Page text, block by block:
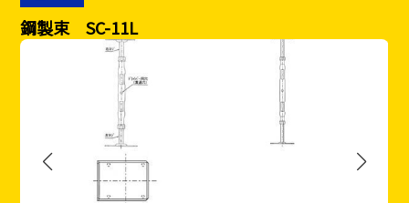
サトケミって？
お知らせ
ブログ
お問い合わせ
アクセス
鋼製束 SC-11L